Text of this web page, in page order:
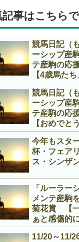
事はこちら
競馬日記（
ーシップ産
テ産駒の
【4歳馬たち
競馬日記（
ーシップ産
テ産駒の
【おめでと
今年もスタ
杯・フェア
ス・シンザ
「ルーラー
メンテ産駒
菊花賞 【
ぁと感傷的に
11/20～11/